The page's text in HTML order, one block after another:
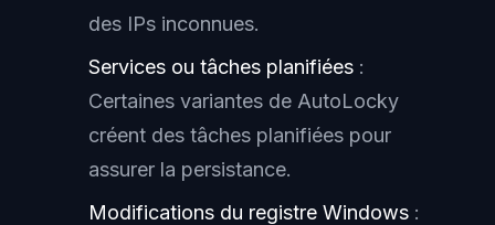
des IPs inconnues.
Services ou tâches planifiées :
Certaines variantes de AutoLocky
créent des tâches planifiées pour
assurer la persistance.
Modifications du registre Windows :